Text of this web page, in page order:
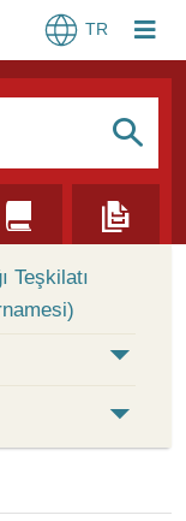
TR
S
Teşkilatı